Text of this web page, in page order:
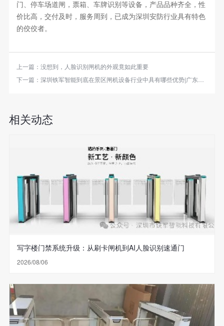
门、停车场道闸，票箱、车牌识别等设备，产品品种齐全，性
价比高，交付及时，服务周到，已成为深圳安防行业具有特色
的佼佼者。
上一篇： 没想到，人脸识别闸机的外观竟如此重要
下一篇： 深圳铁军智能到底在景区闸机设备行业中具有哪些优势|广东景区闸机设备厂家
相关动态
写字楼门禁系统升级：从刷卡闸机到AI人脸识别速通门
2026/08/06